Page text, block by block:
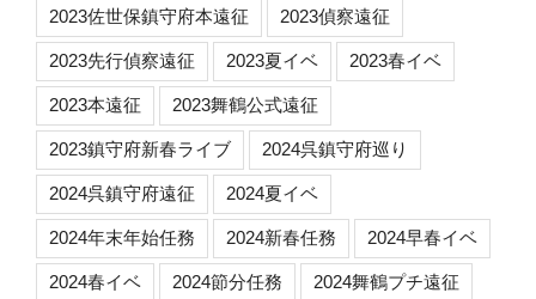
2023佐世保鎮守府本遠征 2023偵察遠征
2023先行偵察遠征 2023夏イベ 2023春イベ
2023本遠征 2023舞鶴公式遠征
2023鎮守府新春ライブ 2024呉鎮守府巡り
2024呉鎮守府遠征 2024夏イベ
2024年末年始任務 2024新春任務 2024早春イベ
2024春イベ 2024節分任務 2024舞鶴プチ遠征